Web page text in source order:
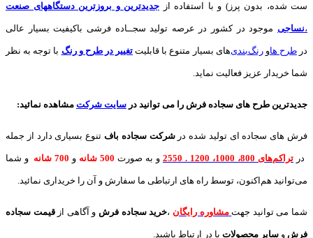
ست شده، بدون پرز) و با استفاده از جدیدترین و بروزترین دستگاههای صنعت
نساجی، موجود در کشور در عرصه تولید سجــاده فرشی باکیفیت بسیار عالی
درطرح هاو
رنگ‌بندی‌ های بسیار متنوع با قابلیت تغییر در طرح و رنگ با توجه به نظر
شما خریدار عزیز فعالیت نماید.
جدیدترین طرح های سجاده فرش را می توانید در سایت شرکت مشاهده نمائید:
فرش های سجاده ای تولید شده درشرکت سجاده باف تنوع بسیاری دارد از جمله
در تراکم‌های 800، 1000، 1200 . 2550 و به صورت 500 شانه و 700 شانه و شما
می‌توانید هم‌اکنون، توسط راه های ارتباطی ما سفارش و آن را خریداری نمائید.
شما می توانید جهت مشاوره رایگان ،خرید سجاده فرش و آگاهی ازقیمت سجاده
فرش و سایر محصولات با در ارتباط باشید.